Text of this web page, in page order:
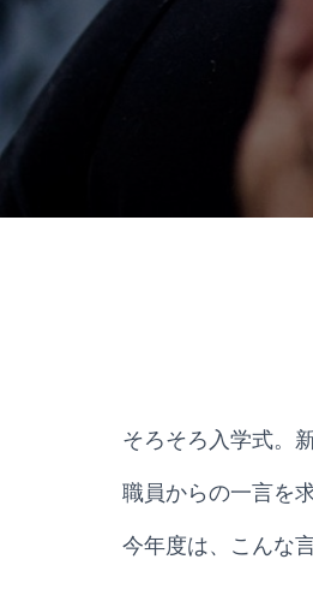
そろそろ入学式。
職員からの一言を
今年度は、こんな